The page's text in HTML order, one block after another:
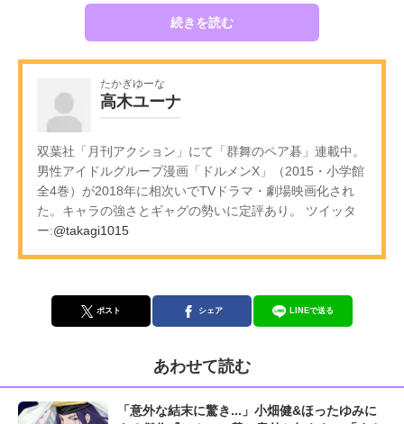
続きを読む
たかぎゆーな
高木ユーナ
双葉社「月刊アクション」にて「群舞のペア碁」連載中。
男性アイドルグループ漫画「ドルメンX」（2015・小学館
全4巻）が2018年に相次いでTVドラマ・劇場映画化され
た。キャラの強さとギャグの勢いに定評あり。 ツイッタ
ー:@takagi1015
ポスト シェア LINEで送る
あわせて読む
「意外な結末に驚き...」小畑健&ほったゆみに